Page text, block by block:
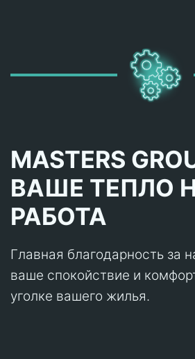
MASTERS
ВАШЕ ТЕПЛО
РАБОТА
Главная благодарность за
ваше спокойствие и
уголке вашего жилья.